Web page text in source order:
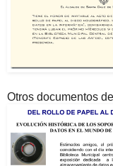
Otros documentos